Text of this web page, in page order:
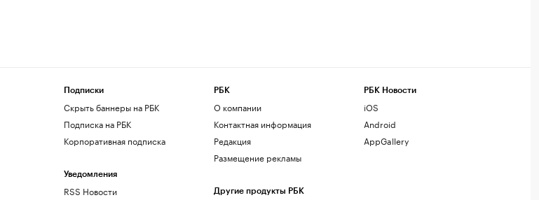
Подписки
Скрыть баннеры на РБК
Подписка на РБК
Корпоративная подписка
Уведомления
RSS Новости
РБК
О компании
Контактная информация
Редакция
Размещение рекламы
Другие продукты РБК
РБК Новости
iOS
Android
AppGallery